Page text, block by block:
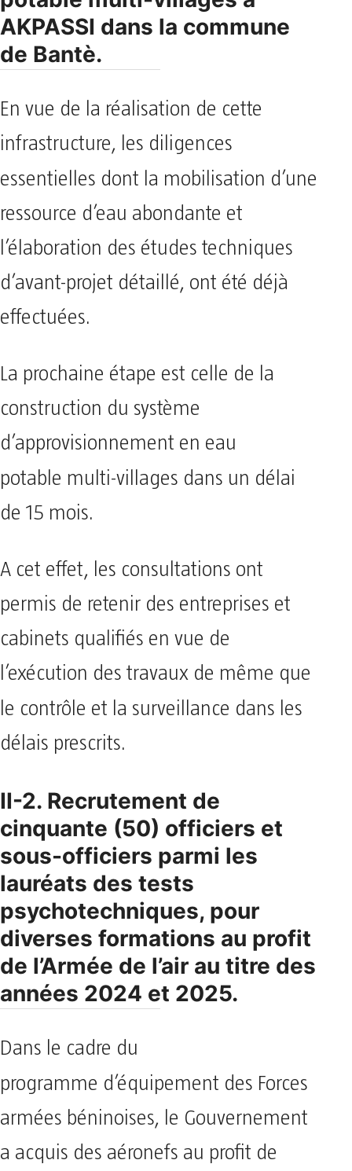
AKPASSI dans la commune
de Bantè.
En vue de la réalisation de cette
infrastructure, les diligences
essentielles dont la mobilisation d’une
ressource d’eau abondante et
l’élaboration des études techniques
d’avant-projet détaillé, ont été déjà
effectuées.
La prochaine étape est celle de la
construction du système
d’approvisionnement en eau
potable multi-villages dans un délai
de 15 mois.
A cet effet, les consultations ont
permis de retenir des entreprises et
cabinets qualifiés en vue de
l’exécution des travaux de même que
le contrôle et la surveillance dans les
délais prescrits.
II-2. Recrutement de
cinquante (50) officiers et
sous-officiers parmi les
lauréats des tests
psychotechniques, pour
diverses formations au profit
de l’Armée de l’air au titre des
années 2024 et 2025.
Dans le cadre du
programme d’équipement des Forces
armées béninoises, le Gouvernement
a acquis des aéronefs au profit de